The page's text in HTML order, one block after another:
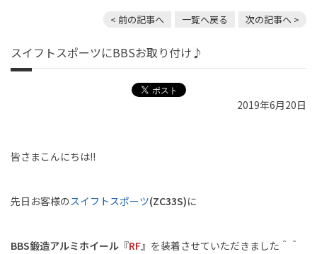
< 前の記事へ 一覧へ戻る 次の記事へ >
スイフトスポーツにBBSお取り付け♪
2019年6月20日
皆さまこんにちは!!
先日お客様のスイフトスポーツ(ZC33S)に
BBS鍛造アルミホイール 『RF』を装着させていただきました＾＾